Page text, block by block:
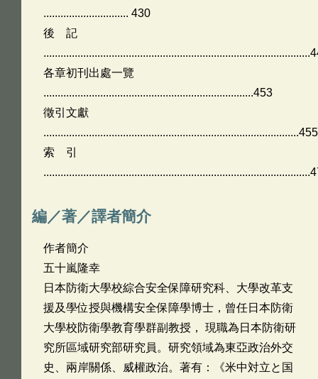
.............................. 430
後 記
各章初刊出處一覽
..........................................................................453
徵引文獻
..........................................................................................455
索 引
編／著／譯者簡介
作者簡介
五十嵐隆幸
日本防衛大學校綜合安全保障研究科、大學改革支
援及學位授與機構安全保障學博士，曾任日本防衛
大學校防衛學教育學群副教授， 現職為日本防衛研
究所區域研究部研究員。研究領域為東亞政治外交
史、兩岸關係、威權政治。著有：《米中対立と国